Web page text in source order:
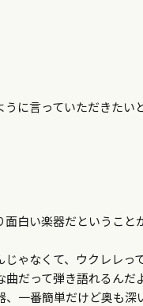
に言っていただきたい
面白い楽器だということ
ゃなくて、ウクレレっ
だって弾き語れるんだ
一番簡単だけど奥も